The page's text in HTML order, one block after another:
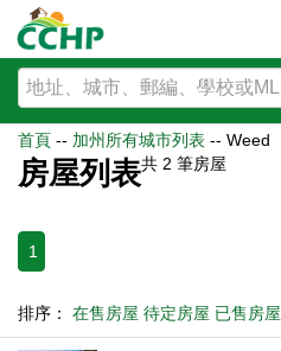
首頁 -- 加州所有城市列表 -- Weed
房屋列表共 2 筆房屋
1
排序： 在售房屋 待定房屋 已售房屋